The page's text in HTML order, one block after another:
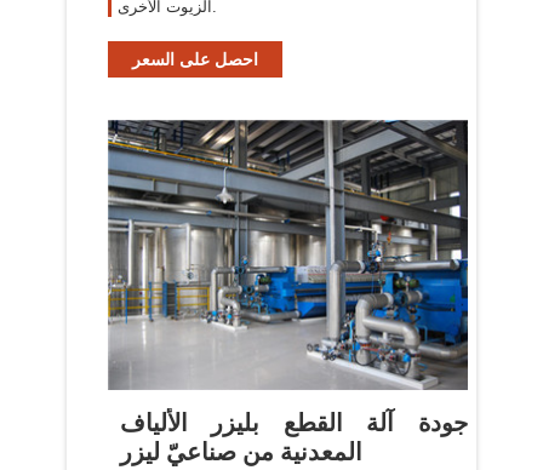
الزيوت الأخرى.
احصل على السعر
جودة آلة القطع بليزر الألياف
المعدنية من صناعيّ ليزر